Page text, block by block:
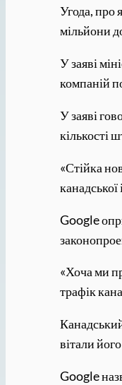
Угода, про
мільйони
У заяві
компаній
У заяві
кількості
«Стійка
канадської
Google
«Хоча ми
трафік
вітали
Google